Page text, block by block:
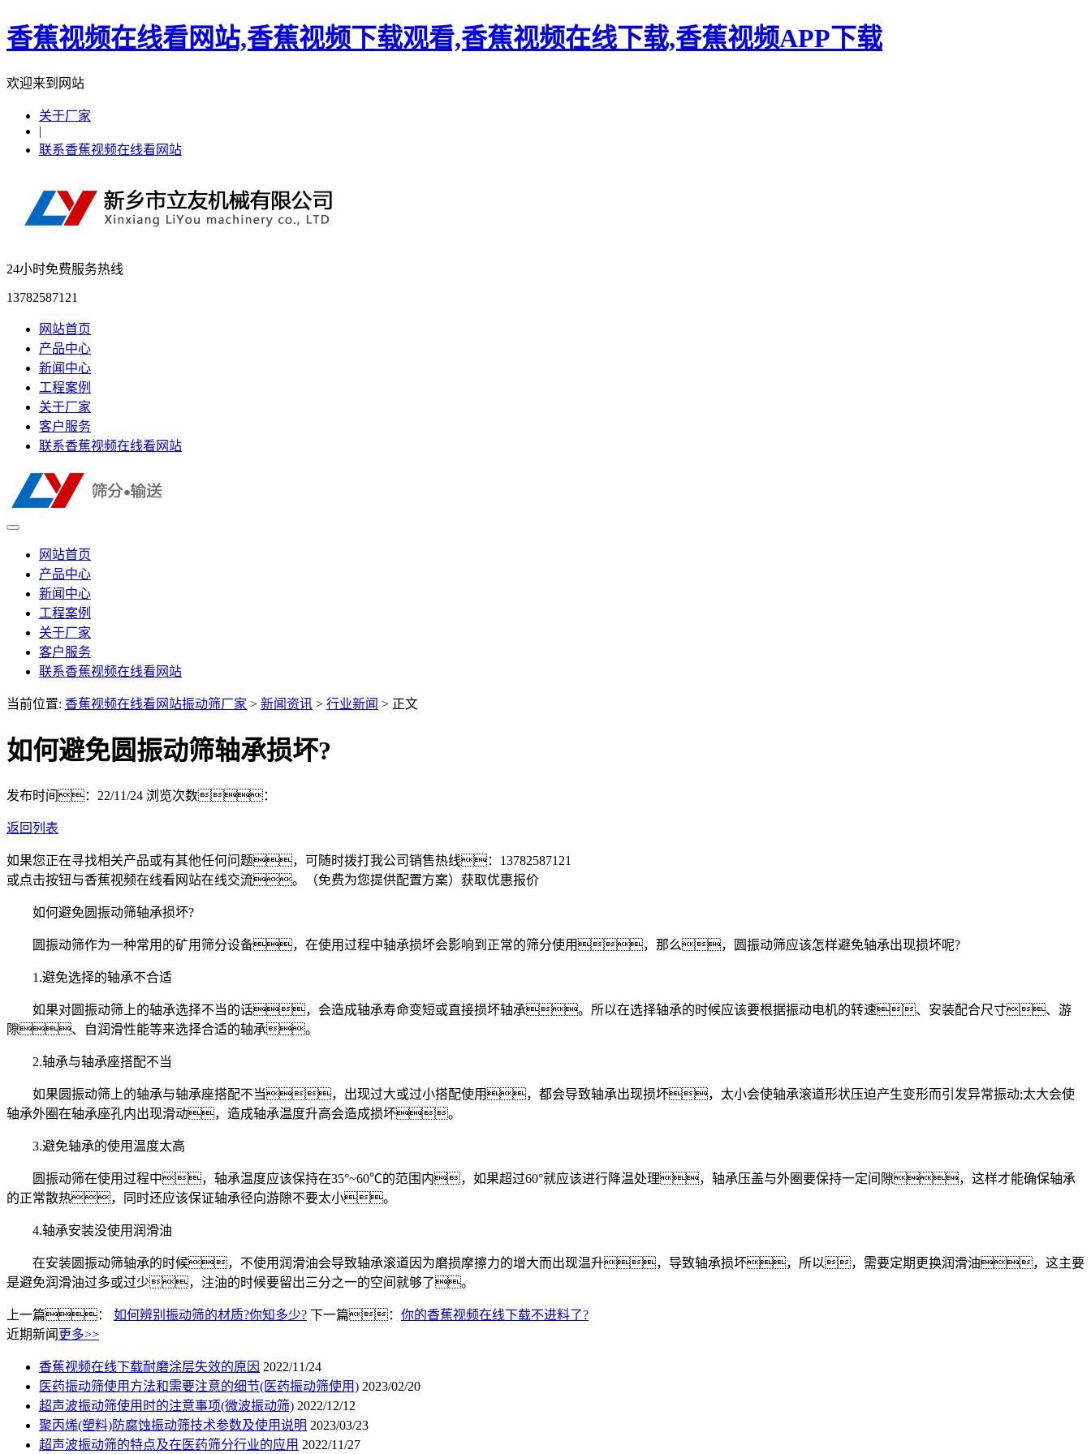
香蕉视频在线看网站,香蕉视频下载观看,香蕉视频在线下载,香蕉视频APP下载
欢迎来到网站
关于厂家
|
联系香蕉视频在线看网站
24小时免费服务热线
13782587121
网站首页
产品中心
新闻中心
工程案例
关于厂家
客户服务
联系香蕉视频在线看网站
网站首页
产品中心
新闻中心
工程案例
关于厂家
客户服务
联系香蕉视频在线看网站
当前位置: 香蕉视频在线看网站振动筛厂家 > 新闻资讯 > 行业新闻 > 正文
如何避免圆振动筛轴承损坏?
发布时间：22/11/24 浏览次数：
返回列表
如果您正在寻找相关产品或有其他任何问题，可随时拨打我公司销售热线： 13782587121
或点击按钮与香蕉视频在线看网站在线交流。（免费为您提供配置方案） 获取优惠报价
如何避免圆振动筛轴承损坏?
圆振动筛作为一种常用的矿用筛分设备，在使用过程中轴承损坏会影响到正常的筛分使用，那么，圆振动筛应该怎样避免轴承出现损坏呢?
1.避免选择的轴承不合适
如果对圆振动筛上的轴承选择不当的话，会造成轴承寿命变短或直接损坏轴承。所以在选择轴承的时候应该要根据振动电机的转速、安装配合尺寸、游
隙、自润滑性能等来选择合适的轴承。
2.轴承与轴承座搭配不当
如果圆振动筛上的轴承与轴承座搭配不当，出现过大或过小搭配使用，都会导致轴承出现损坏，太小会使轴承滚道形状压迫产生变形而引发异常振动;太大会使
轴承外圈在轴承座孔内出现滑动，造成轴承温度升高会造成损坏。
3.避免轴承的使用温度太高
圆振动筛在使用过程中，轴承温度应该保持在35°~60℃的范围内，如果超过60°就应该进行降温处理，轴承压盖与外圈要保持一定间隙，这样才能确保轴承
的正常散热，同时还应该保证轴承径向游隙不要太小。
4.轴承安装没使用润滑油
在安装圆振动筛轴承的时候，不使用润滑油会导致轴承滚道因为磨损摩擦力的增大而出现温升，导致轴承损坏，所以，需要定期更换润滑油，这主要
是避免润滑油过多或过少，注油的时候要留出三分之一的空间就够了。
上一篇： 如何辨别振动筛的材质?你知多少? 下一篇： 你的香蕉视频在线下载不进料了?
近期新闻 更多>>
香蕉视频在线下载耐磨涂层失效的原因 2022/11/24
医药振动筛使用方法和需要注意的细节(医药振动筛使用) 2023/02/20
超声波振动筛使用时的注意事项(微波振动筛) 2022/12/12
聚丙烯(塑料)防腐蚀振动筛技术参数及使用说明 2023/03/23
超声波振动筛的特点及在医药筛分行业的应用 2022/11/27